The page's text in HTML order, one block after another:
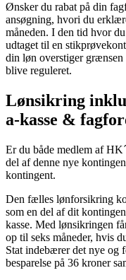
Ønsker du rabat på din
ansøgning, hvori du
måneden. I den tid hvor
udtaget til en
din løn overstiger
blive reguleret.
Lønsikring
a-kasse &
Er du både medlem af
del af denne nye
kontingent.
Den fælles lønforsikring
som en del af dit
kasse. Med lønsikringen
op til seks måneder, hvis
Stat indebærer det nye og
besparelse på 36 kroner